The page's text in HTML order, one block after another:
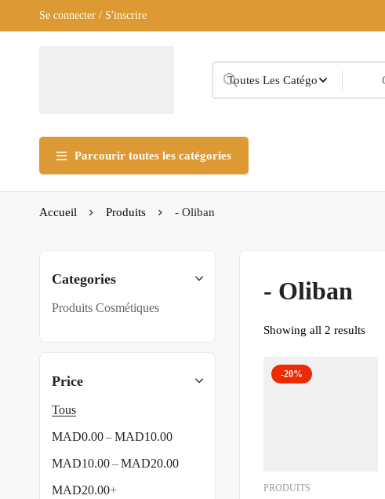
Se connecter / S'inscrire
Parcourir toutes les catégories
Accueil Produits - Oliban
Categories
Produits Cosmétiques
Price
Tous
MAD0.00–MAD10.00
MAD10.00–MAD20.00
MAD20.00+
- Oliban
Showing all 2 results
-20%
PRODUITS